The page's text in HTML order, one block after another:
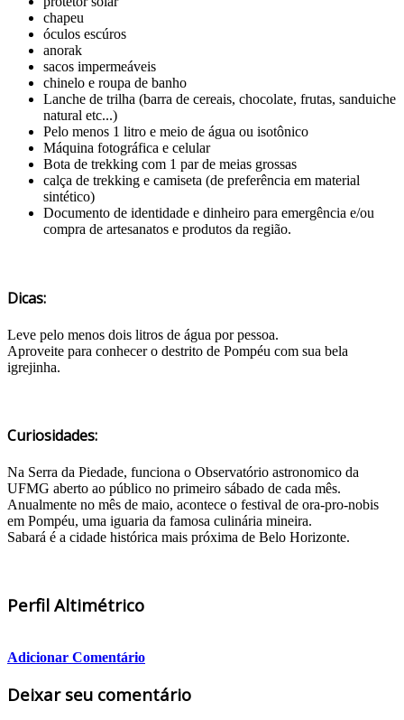
chapeu
óculos escúros
anorak
sacos impermeáveis
chinelo e roupa de banho
Lanche de trilha (barra de cereais, chocolate, frutas, sanduiche
natural etc...)
Pelo menos 1 litro e meio de água ou isotônico
Máquina fotográfica e celular
Bota de trekking com 1 par de meias grossas
calça de trekking e camiseta (de preferência em material
sintético)
Documento de identidade e dinheiro para emergência e/ou
compra de artesanatos e produtos da região.
Dicas:
Leve pelo menos dois litros de água por pessoa.
Aproveite para conhecer o destrito de Pompéu com sua bela
igrejinha.
Curiosidades:
Na Serra da Piedade, funciona o Observatório astronomico da
UFMG aberto ao público no primeiro sábado de cada mês.
Anualmente no mês de maio, acontece o festival de ora-pro-nobis
em Pompéu, uma iguaria da famosa culinária mineira.
Sabará é a cidade histórica mais próxima de Belo Horizonte.
Perfil Altimétrico
Adicionar Comentário
Deixar seu comentário